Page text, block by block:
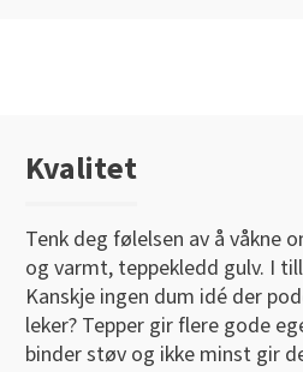
Kvalitet
Tenk deg følelsen av å våkne
og varmt, teppekledd gulv. I
Kanskje ingen dum idé der
leker? Tepper gir flere gode
binder støv og ikke minst gir